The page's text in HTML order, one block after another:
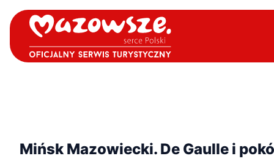
Mińsk Mazowiecki. De Gaulle i